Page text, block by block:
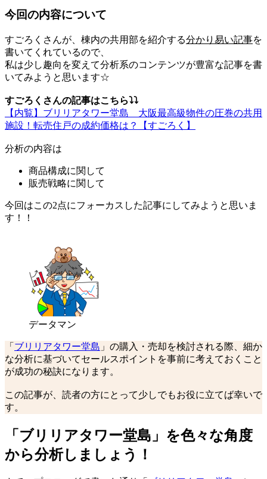
今回の内容について
すごろくさんが、棟内の共用部を紹介する分かり易い記事を
書いてくれているので、
私は少し趣向を変えて分析系のコンテンツが豊富な記事を書
いてみようと思います☆
すごろくさんの記事はこちら⤵⤵
【内覧】ブリリアタワー堂島 大阪最高級物件の圧巻の共用
施設！転売住戸の成約価格は？【すごろく】
分析の内容は
商品構成に関して
販売戦略に関して
今回はこの2点にフォーカスした記事にしてみようと思いま
す！！
データマン
「 ブリリアタワー堂島 」の購入・売却を検討される際、細か
な分析に基づいてセールスポイントを事前に考えておくこと
が成功の秘訣になります。
この記事が、読者の方にとって少しでもお役に立てば幸いで
す。
「ブリリアタワー堂島」を色々な角度
から分析しましょう！